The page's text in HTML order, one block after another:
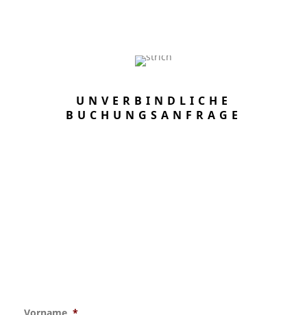
UNVERBINDLICHE
BUCHUNGSANFRAGE